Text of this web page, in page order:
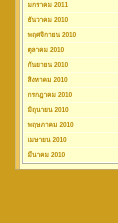
มกราคม 2011
ธันวาคม 2010
พฤศจิกายน 2010
ตุลาคม 2010
กันยายน 2010
สิงหาคม 2010
กรกฎาคม 2010
มิถุนายน 2010
พฤษภาคม 2010
เมษายน 2010
มีนาคม 2010